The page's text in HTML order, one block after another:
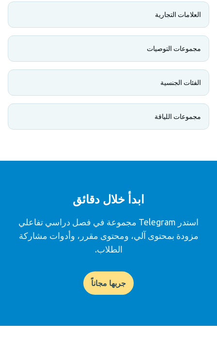
العلامات التجارية
مجموعات التوصيات
الفئات الجنسية
مجموعات اللياقة
ابدأ خلال دقائق
استدر Telegram مجموعة في فصل دراسي تفاعلي
مزودة بمحتوى آلي، ومحتوى مقرر، وأدوات مشاركة
الطلاب.
جربها مجاناً